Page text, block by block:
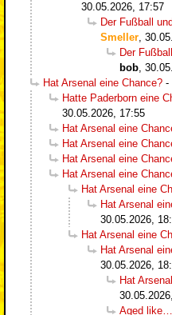
30.05.2026, 17:57
Der Fußball
Smeller,
Der
bob,
Hat Arsenal eine Chance? -
Hatte Paderborn eine
30.05.2026, 17:55
Hat Arsenal eine
Hat Arsenal eine
Hat Arsenal eine
Hat Arsenal eine
Hat Arsenal eine
Hat Arsenal
30.05.2026,
Hat Arsenal eine
Hat Arsenal
30.05.2026,
Hat
Aged like…